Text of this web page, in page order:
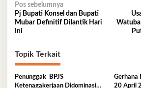
Navigasi
pos
Pos sebelumnya
Pj Bupati Konsel dan Bupati
Mubar Definitif Dilantik Hari
Ini
Topik Terkait
Penunggak BPJS
Ketenagakerjaan Didominasi
Gerhana
20 April